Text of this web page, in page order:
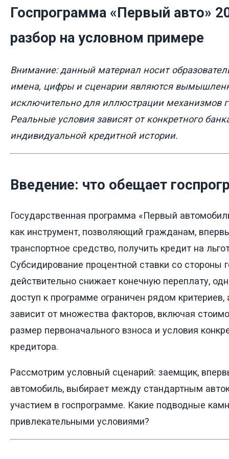
Госпрограмма «Первый авто»
разбор на условном примере
Внимание: данный материал носит
имена, цифры и сценарии являются
исключительно для иллюстрации механизмов
Реальные условия зависят от конкретного
индивидуальной кредитной истории.
Введение: что обещает
Государственная программа «Первый
как инструмент, позволяющий гражданам,
транспортное средство, получить кредит на
Субсидирование процентной ставки со стороны
действительно снижает конечную переплату,
доступ к программе ограничен рядом критериев,
зависит от множества факторов, включая
размер первоначального взноса и условия
кредитора.
Рассмотрим условный сценарий: заемщик,
автомобиль, выбирает между стандартным
участием в госпрограмме. Какие подводные
привлекательными условиями?